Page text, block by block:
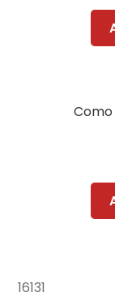
16131